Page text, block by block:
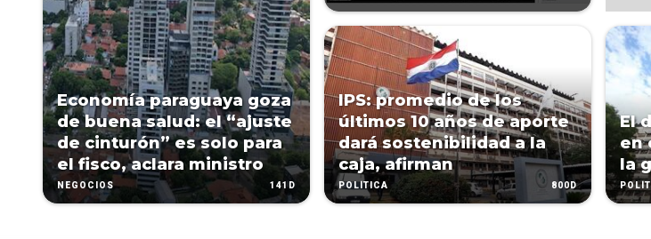
Economía paraguaya goza
de buena salud: el “ajuste
de cinturón” es solo para
el fisco, aclara ministro
NEGOCIOS 141D
IPS: promedio de los
últimos 10 años de aporte
dará sostenibilidad a la
caja, afirman
POLÍTICA 800D
El
en
la